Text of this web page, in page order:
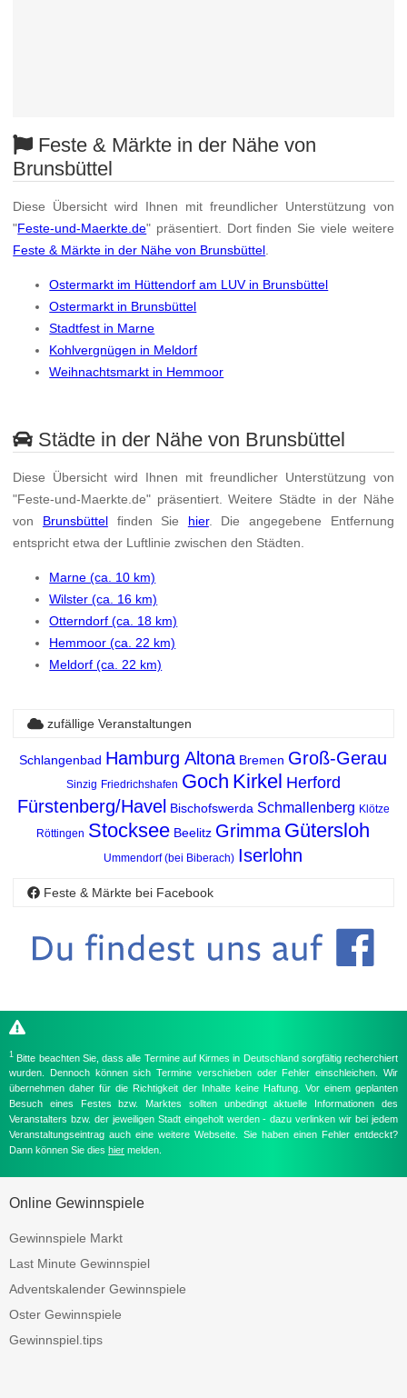
Feste & Märkte in der Nähe von
Brunsbüttel
Diese Übersicht wird Ihnen mit freundlicher Unterstützung von
"Feste-und-Maerkte.de" präsentiert. Dort finden Sie viele weitere
Feste & Märkte in der Nähe von Brunsbüttel
Ostermarkt im Hüttendorf am LUV in Brunsbüttel
Ostermarkt in Brunsbüttel
Stadtfest in Marne
Kohlvergnügen in Meldorf
Weihnachtsmarkt in Hemmoor
Städte in der Nähe von Brunsbüttel
Diese Übersicht wird Ihnen mit freundlicher Unterstützung von
"Feste-und-Maerkte.de" präsentiert. Weitere Städte in der Nähe
von Brunsbüttelfinden Sie hier. Die angegebene Entfernung
entspricht etwa der Luftlinie zwischen den Städten.
Marne (ca. 10 km)
Wilster (ca. 16 km)
Otterndorf (ca. 18 km)
Hemmoor (ca. 22 km)
Meldorf (ca. 22 km)
zufällige Veranstaltungen
Schlangenbad Hamburg Altona Bremen Groß-Gerau
Sinzig Friedrichshafen Goch Kirkel Herford
Fürstenberg/Havel Bischofswerda Schmallenberg Klötze
Röttingen Stocksee Beelitz Grimma Gütersloh
Ummendorf (bei Biberach) Iserlohn
Feste & Märkte bei Facebook
1 Bitte beachten Sie, dass alle Termine auf Kirmes in Deutschland sorgfältig recherchiert
wurden. Dennoch können sich Termine verschieben oder Fehler einschleichen. Wir
übernehmen daher für die Richtigkeit der Inhalte keine Haftung. Vor einem geplanten
Besuch eines Festes bzw. Marktes sollten unbedingt aktuelle Informationen des
Veranstalters bzw. der jeweiligen Stadt eingeholt werden - dazu verlinken wir bei jedem
Veranstaltungseintrag auch eine weitere Webseite. Sie haben einen Fehler entdeckt?
Dann können Sie dies hier melden.
Online Gewinnspiele
Gewinnspiele Markt
Last Minute Gewinnspiel
Adventskalender Gewinnspiele
Oster Gewinnspiele
Gewinnspiel.tips